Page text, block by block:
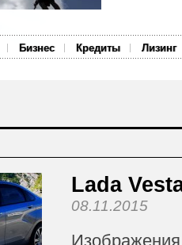
Бизнес Кредиты Лизинг
Lada
08.11.2015